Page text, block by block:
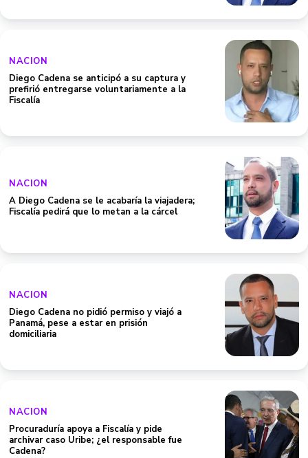
NACION
Diego Cadena se anticipó a su captura y
prefirió entregarse voluntariamente a la
Fiscalía
NACION
A Diego Cadena se le acabaría la viajadera;
Fiscalía pedirá que lo metan a la cárcel
NACION
Diego Cadena no pidió permiso y viajó a
Panamá, pese a estar en prisión
domiciliaria
NACION
Procuraduría apoya a Fiscalía y pide
archivar caso Uribe; ¿el responsable fue
Cadena?